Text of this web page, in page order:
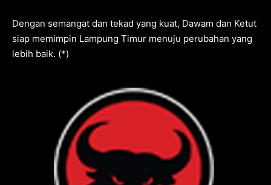
Dengan semangat dan tekad yang kuat, Dawam dan Ketut
siap memimpin Lampung Timur menuju perubahan yang
lebih baik. (*)